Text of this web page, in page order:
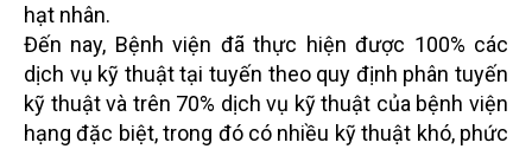
hạt nhân.
Đến nay, Bệnh viện đã thực hiện được 100% các
dịch vụ kỹ thuật tại tuyến theo quy định phân tuyến
kỹ thuật và trên 70% dịch vụ kỹ thuật của bệnh viện
hạng đặc biệt, trong đó có nhiều kỹ thuật khó, phức